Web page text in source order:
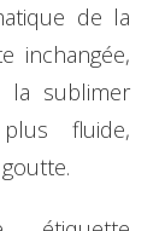
de la
inchangée,
la sublimer
fluide,